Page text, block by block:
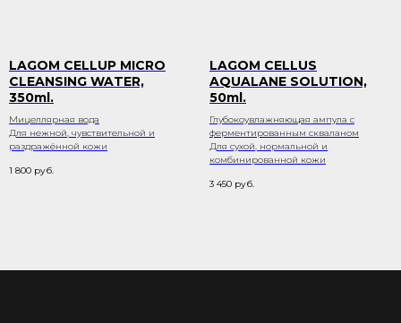
LAGOM CELLUP MICRO
CLEANSING WATER,
350ml.
Мицеллярная вода
Для нежной, чувствительной и
раздражённой кожи
1 800 руб.
LAGOM CELLUS
AQUALANE SOLUTION,
50ml.
Глубокоувлажняющая ампула с
ферментированным скваланом
Для сухой, нормальной и
комбинированной кожи
3 450 руб.